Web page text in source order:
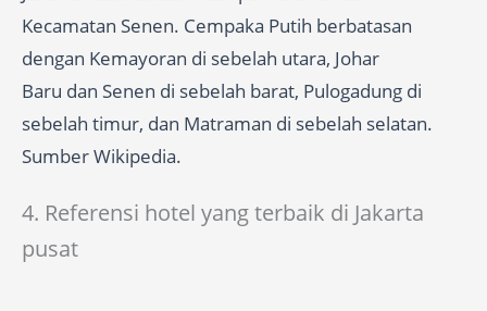
Kecamatan Senen. Cempaka Putih berbatasan
dengan Kemayoran di sebelah utara, Johar
Baru dan Senen di sebelah barat, Pulogadung di
sebelah timur, dan Matraman di sebelah selatan.
Sumber Wikipedia.
4. Referensi hotel yang terbaik di Jakarta
pusat